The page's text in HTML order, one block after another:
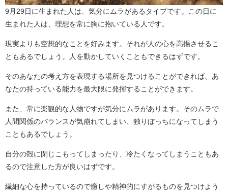
9月29日に生まれた人は、気分にムラがあるタイプです。この日に
生まれた人は、理想を常に胸に抱いている人です。
現実よりも空想的なことを好みます。それが人の心を高揚させるこ
ともあるでしょう。人を動かしていくこともできるはずです。
そのあなたの考え方を表現する場所を見つけることができれば、あ
なたの持っている能力を最大限に発揮することができます。
また、常に楽観的な人物ですが気分にムラがあります。そのムラで
人間関係のバランスが気崩れてしまい、独りぼっちになってしまう
こともあるでしょう。
自分の殻に閉じこもってしまったり、冷たくなってしまうこともあ
るので注意した方が良いはずです。
繊細な心を持っているので癒しや精神的にすがるものを見つけよう